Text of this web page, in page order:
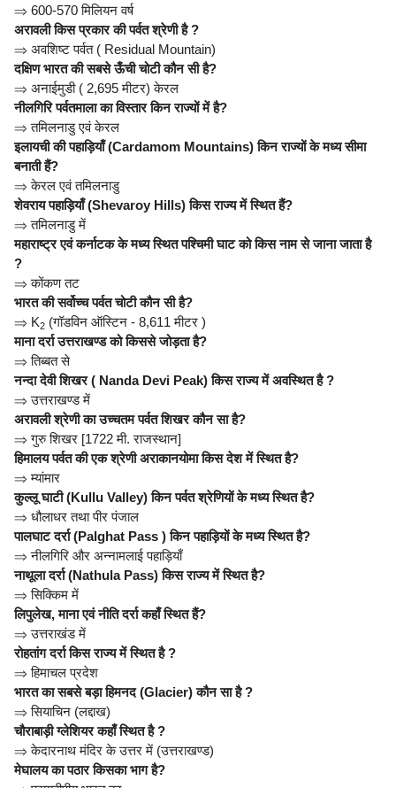
⇒ 600-570 मिलियन वर्ष
अरावली किस प्रकार की पर्वत श्रेणी है ?
⇒ अवशिष्ट पर्वत ( Residual Mountain)
दक्षिण भारत की सबसे ऊँची चोटी कौन सी है?
⇒ अनाईमुडी ( 2,695 मीटर) केरल
नीलगिरि पर्वतमाला का विस्तार किन राज्यों में है?
⇒ तमिलनाडु एवं केरल
इलायची की पहाड़ियाँ (Cardamom Mountains) किन राज्यों के मध्य सीमा
बनाती हैं?
⇒ केरल एवं तमिलनाडु
शेवराय पहाड़ियाँ (Shevaroy Hills) किस राज्य में स्थित हैं?
⇒ तमिलनाडु में
महाराष्ट्र एवं कर्नाटक के मध्य स्थित पश्चिमी घाट को किस नाम से जाना जाता है
?
⇒ कोंकण तट
भारत की सर्वोच्च पर्वत चोटी कौन सी है?
⇒ K2 (गॉडविन ऑस्टिन - 8,611 मीटर )
माना दर्रा उत्तराखण्ड को किससे जोड़ता है?
⇒तिब्बत से
नन्दा देवी शिखर ( Nanda Devi Peak) किस राज्य में अवस्थित है ?
⇒ उत्तराखण्ड में
अरावली श्रेणी का उच्चतम पर्वत शिखर कौन सा है?
⇒ गुरु शिखर [1722 मी. राजस्थान]
हिमालय पर्वत की एक श्रेणी अराकानयोमा किस देश में स्थित है?
⇒म्यांमार
कुल्लू घाटी (Kullu Valley) किन पर्वत श्रेणियों के मध्य स्थित है?
⇒ धौलाधर तथा पीर पंजाल
पालघाट दर्रा (Palghat Pass ) किन पहाड़ियों के मध्य स्थित है?
⇒ नीलगिरि और अन्नामलाई पहाड़ियाँ
नाथूला दर्रा (Nathula Pass) किस राज्य में स्थित है?
⇒सिक्किम में
लिपुलेख, माना एवं नीति दर्रा कहाँ स्थित हैं?
⇒ उत्तराखंड में
रोहतांग दर्रा किस राज्य में स्थित है ?
⇒ हिमाचल प्रदेश
भारत का सबसे बड़ा हिमनद (Glacier) कौन सा है ?
⇒ सियाचिन (लद्दाख)
चौराबाड़ी ग्लेशियर कहाँ स्थित है ?
⇒ केदारनाथ मंदिर के उत्तर में (उत्तराखण्ड)
मेघालय का पठार किसका भाग है?